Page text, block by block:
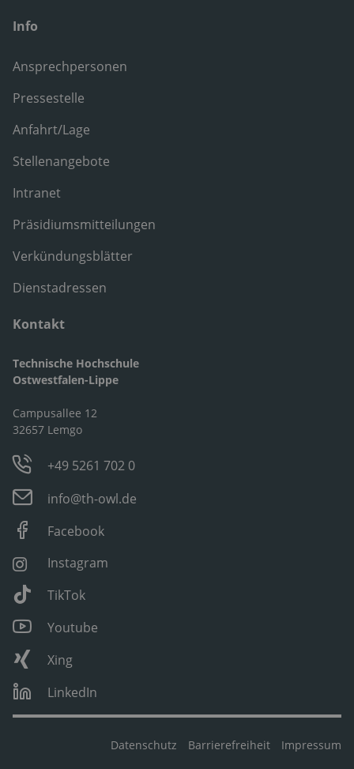
Info
Ansprechpersonen
Pressestelle
Anfahrt/Lage
Stellenangebote
Intranet
Präsidiumsmitteilungen
Verkündungsblätter
Dienstadressen
Kontakt
Technische Hochschule
Ostwestfalen-Lippe
Campusallee 12
32657 Lemgo
+49 5261 702 0
info@th-owl.de
Facebook
Instagram
TikTok
Youtube
Xing
LinkedIn
Datenschutz Barrierefreiheit Impressum